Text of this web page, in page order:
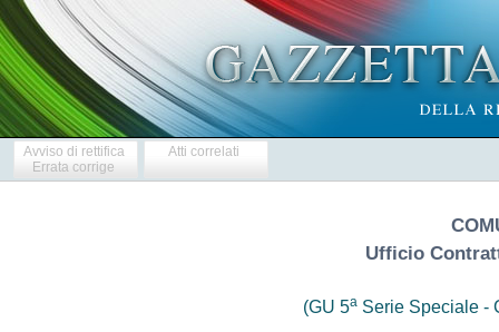
Avviso di rettifica
Errata corrige
Atti correlati
Ufficio
(GU 5a Serie Speciale -